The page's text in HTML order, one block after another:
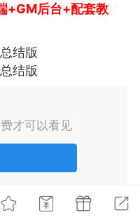
+GM后台+配套教
才可以看见